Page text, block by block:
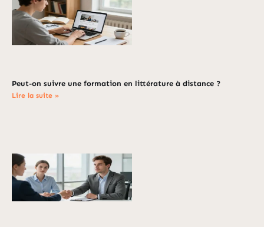
Peut-on suivre une formation en littérature à distance ?
Lire la suite »